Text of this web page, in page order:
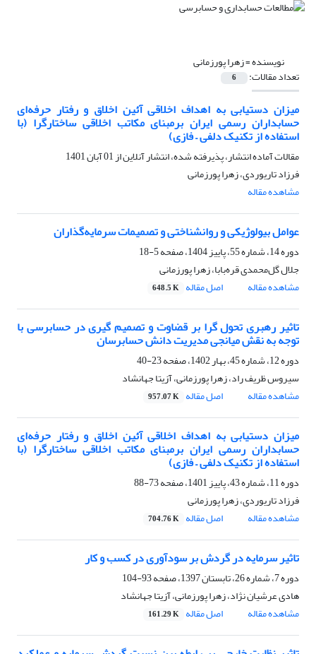
نویسنده =زهرا پورزمانی
تعداد مقالات: 6
میزان دستیابی به اهداف اخلاقی آئین اخلاق و رفتار حرفه‌ای
حسابداران رسمی ایران برمبنای مکاتب اخلاقی ساختارگرا (با
استفاده از تکنیک دلفی – فازی)
مقالات آماده انتشار، پذیرفته شده، انتشار آنلاین از01 آبان 1401
فرزاد تاریوردی، زهرا پورزمانی
مشاهده مقاله
عوامل بیولوژیکی و روانشناختی و تصمیمات سرمایه‌گذاران
دوره 14، شماره 55، پاییز 1404، صفحه
5-18
جلال گل‌محمدی قره‌بابا، زهرا پورزمانی
مشاهده مقاله
اصل مقاله 648.5 K
تاثیر رهبری تحول گرا بر قضاوت و تصمیم گیری در حسابرسی با
توجه به نقش میانجی مدیریت دانش حسابرسان
دوره 12، شماره 45، بهار 1402، صفحه
23-40
سیروس ظریف راد، زهرا پورزمانی، آزیتا جهانشاد
مشاهده مقاله
اصل مقاله 957.07 K
میزان دستیابی به اهداف اخلاقی آئین اخلاق و رفتار حرفه‌ای
حسابداران رسمی ایران برمبنای مکاتب اخلاقی ساختارگرا (با
استفاده از تکنیک دلفی – فازی)
دوره 11، شماره 43، پاییز 1401، صفحه
73-88
فرزاد تاریوردی، زهرا پورزمانی
مشاهده مقاله
اصل مقاله 704.76 K
تاثیر سرمایه در گردش بر سودآوری در کسب و کار
دوره 7، شماره 26، تابستان 1397، صفحه
93-104
هادی عرشیان نژاد، زهرا پورزمانی، آزیتا جهانشاد
مشاهده مقاله
اصل مقاله 161.29 K